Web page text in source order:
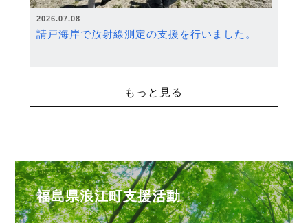
2026.07.08
請戸海岸で放射線測定の支援を行いました。
もっと見る
福島県浪江町支援活動